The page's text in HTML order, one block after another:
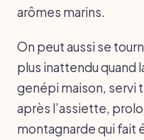
arômes marins.
On peut aussi se
plus inattendu quand
genépi maison, servi
après l’assiette,
montagnarde qui fait